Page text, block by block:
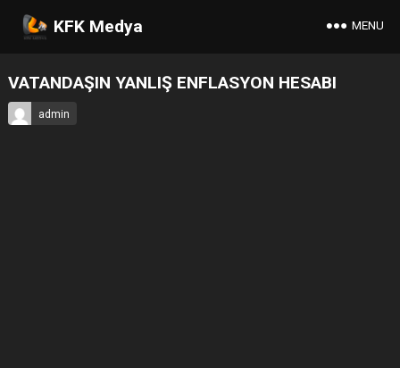
KFK Medya MENU
VATANDAŞIN YANLIŞ ENFLASYON HESABI
admin